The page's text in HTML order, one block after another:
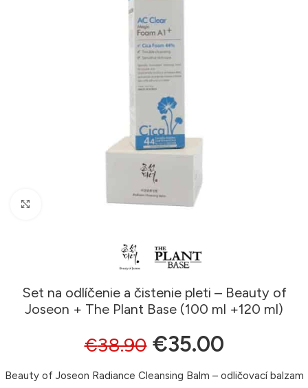
Klikni pre zväčšenie
Set na odlíčenie a čistenie pleti – Beauty of
Joseon + The Plant Base (100 ml +120 ml)
€38.90 €35.00
Beauty of Joseon Radiance Cleansing Balm – odličovací balzam